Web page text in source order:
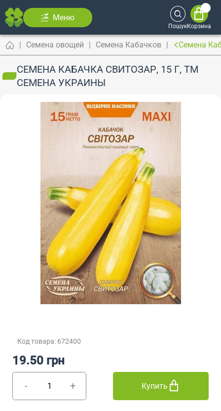
Меню
ПошукКорзина
Семена овощей Семена Кабачков Семена
СЕМЕНА КАБАЧКА СВИТОЗАР, 15 Г, ТМ
СЕМЕНА УКРАИНЫ
Код товара: 672400
- +
19.50 грн
Купить